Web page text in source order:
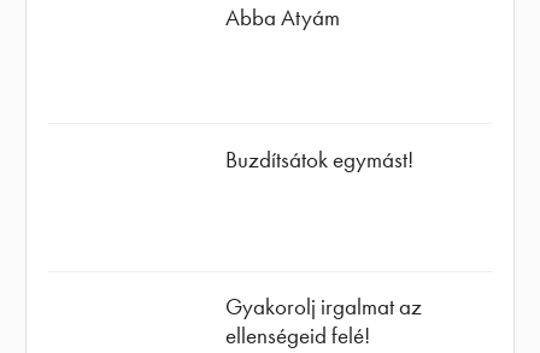
Abba Atyám
Buzdítsátok egymást!
Gyakorolj irgalmat az
ellenségeid felé!